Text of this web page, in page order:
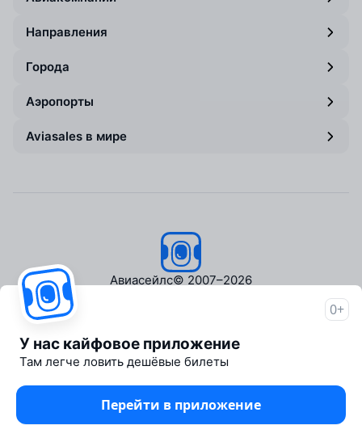
Направления
Города
Аэропорты
Aviasales в мире
Авиасейлс© 2007–2026
Пресс‑центр
Travelpayouts
Партнёрская программа
Медиа Yo'lovchi
Трэвел‑медиа Aviasales.uz
0+
У нас кайфовое приложение
Там легче ловить дешёвые билеты
Перейти в приложение